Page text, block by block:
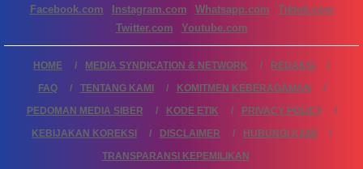
Facebook.com
Instagram.com Whatsapp.com
Tiktok.com
Twitter.com
Youtube.com
HOME MEDIA SYNDICATION & NETWORK
REDAKSI
FAQ
TENTANG KAMI
KOMITMEN KEBERAGAMAN
PEDOMAN MEDIA SIBER
KODE ETIK
PRIVACY POLICY
KEBIJAKAN KOREKSI
DISCLAIMER
HUBUNGI KAMI
TRANSPARANSI KEPEMILIKAN